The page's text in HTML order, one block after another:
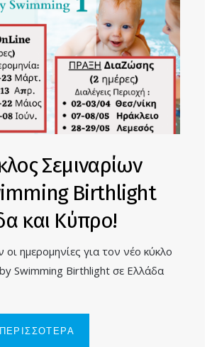
Σεμιναρίων
Birthlight
και Κύπρο!
ημερομηνίες για τον νέο κύκλο
Swimming Birthlight σε Ελλάδα